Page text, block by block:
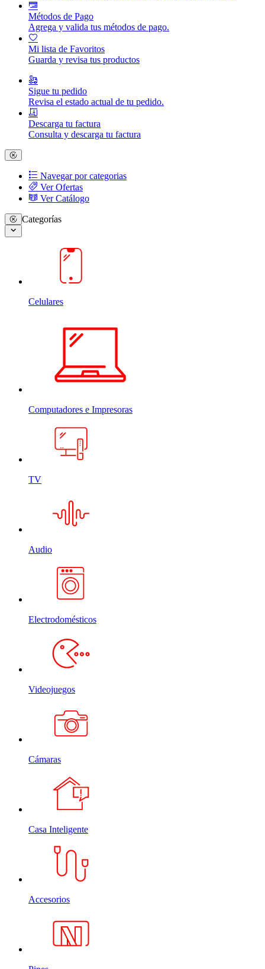
Métodos de Pago
Agrega y valida tus métodos de pago.
Mi lista de Favoritos
Guarda y revisa tus productos
Sigue tu pedido
Revisa el estado actual de tu pedido.
Descarga tu factura
Consulta y descarga tu factura
Navegar por categorias
Ver Ofertas
Ver Catálogo
Categorías
Celulares
Computadores e Impresoras
TV
Audio
Electrodomésticos
Videojuegos
Cámaras
Casa Inteligente
Accesorios